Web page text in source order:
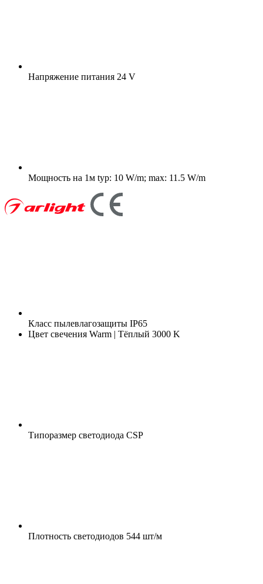
Напряжение питания 24 V
Мощность на 1м typ: 10 W/m; max: 11.5 W/m
Класс пылевлагозащиты IP65
Цвет свечения Warm | Тёплый 3000 K
Типоразмер светодиода CSP
Плотность светодиодов 544 шт/м